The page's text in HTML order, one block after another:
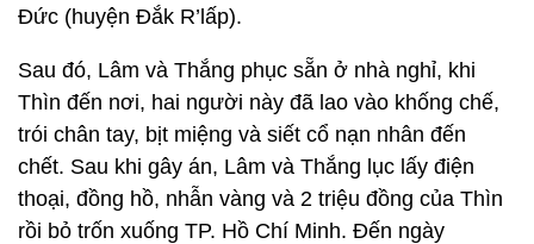
Đức (huyện Đắk R’lấp).
Sau đó, Lâm và Thắng phục sẵn ở nhà nghỉ, khi
Thìn đến nơi, hai người này đã lao vào khống chế,
trói chân tay, bịt miệng và siết cổ nạn nhân đến
chết. Sau khi gây án, Lâm và Thắng lục lấy điện
thoại, đồng hồ, nhẫn vàng và 2 triệu đồng của Thìn
rồi bỏ trốn xuống TP. Hồ Chí Minh. Đến ngày